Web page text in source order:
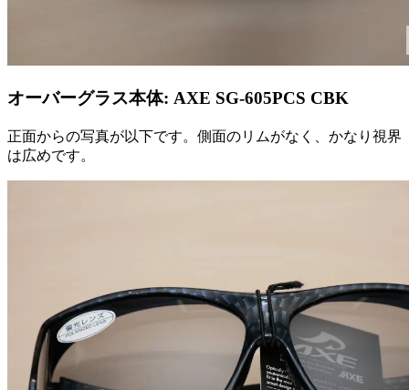
オーバーグラス本体: AXE SG-605PCS CBK
正面からの写真が以下です。側面のリムがなく、かなり視界
は広めです。